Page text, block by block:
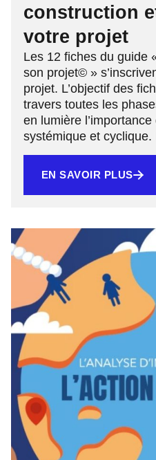
construction
votre projet
Les 12 fiches du guide
son projet© »
projet. L’objectif des
travers toutes les
en lumière l’importance
systémique et cyclique.
EN SAVOIR PLUS